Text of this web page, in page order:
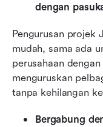
dengan
Pengurusan projek
mudah, sama ada
perusahaan
menguruskan
tanpa kehilangan
Bergabung